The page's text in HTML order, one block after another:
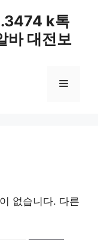
k톡
바 대전보
메
없습니다. 다른